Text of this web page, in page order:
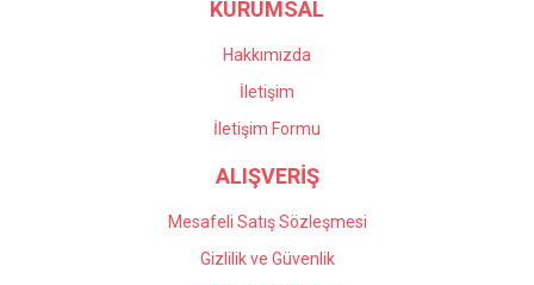
KURUMSAL
Hakkımızda
İletişim
İletişim Formu
ALIŞVERİŞ
Mesafeli Satış Sözleşmesi
Gizlilik ve Güvenlik